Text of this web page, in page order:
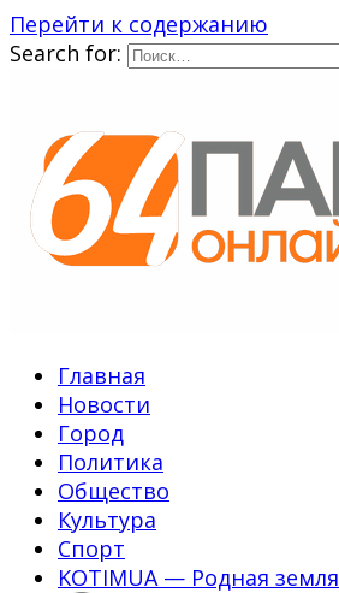
Перейти к содержанию
Search for:
Главная
Новости
Город
Политика
Общество
Культура
Спорт
KOTIMUA — Родная земля